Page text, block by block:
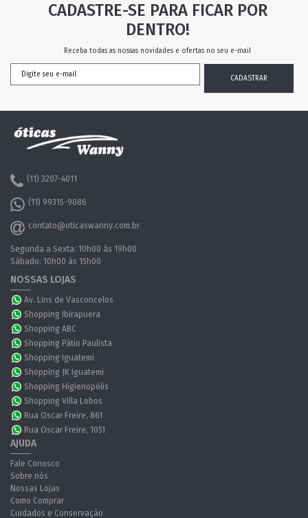
CADASTRE-SE PARA FICAR POR
DENTRO!
Receba todas as nossas novidades e ofertas no seu e-mail
(11) 3207-4011
(11) 99315-9086
contato@oticaswanny.com.br
Segunda a Sexta: 10h00 às 19h00
Sábado: 10h00 às 15h00
NOSSAS LOJAS
Av. Lins de Vasconcelos
Shopping Ibirapuera
Shopping ABC
Shopping Pátio Paulista
Shopping Iguatemi
Shopping JK Iguatemi
Shopping Higienopólis
Shopping Villa Lobos
Rua Oscar Freire, 861
Rua Oscar Freire, 1051
AJUDA
Fale Conosco
Sobre nós
Nossas Lojas
Como Comprar
Cuidados e Conservação